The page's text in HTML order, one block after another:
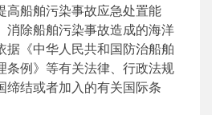
舶污染事故应急处置能
消除船舶污染事故造成的海洋
据《中华人民共和国防治船舶
条例》等有关法律、行政法规
缔结或者加入的有关国际条